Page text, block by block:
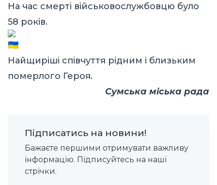
На час смерті військовослужбовцю було
58 років.
Найщиріші співчуття рідним і близьким
померлого Героя.
Сумська міська рада
Підписатись на новини!
Бажаєте першими отримувати важливу
інформацію. Підписуйтесь на наші
стрічки.